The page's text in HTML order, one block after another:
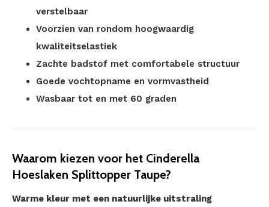
verstelbaar
Voorzien van rondom hoogwaardig
kwaliteitselastiek
Zachte badstof met comfortabele structuur
Goede vochtopname en vormvastheid
Wasbaar tot en met 60 graden
Waarom kiezen voor het Cinderella
Hoeslaken Splittopper Taupe?
Warme kleur met een natuurlijke uitstraling